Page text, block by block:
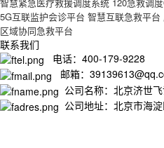
5G互联监护会诊平台 智慧互联急救平台
区域协同急救平台
联系我们
电话：400-179-9228
邮箱：
公司名称：北京济世
公司地址：北京市海